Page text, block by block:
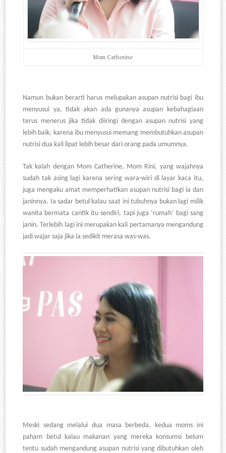
Mom Catherine
Namun bukan berarti harus melupakan asupan nutrisi bagi ibu
menyusui ya, tidak akan ada gunanya asupan kebahagiaan
terus menerus jika tidak diiringi dengan asupan nutrisi yang
lebih baik, karena ibu menyusui memang membutuhkan asupan
nutrisi dua kali lipat lebih besar dari orang pada umumnya.
Tak kalah dengan Mom Catherine, Mom Rini, yang wajahnya
sudah tak asing lagi karena sering wara-wiri di layar kaca itu,
juga mengaku amat memperhatikan asupan nutrisi bagi ia dan
janinnya. Ia sadar betul kalau saat ini tubuhnya bukan lagi milik
wanita bermata cantik itu sendiri, tapi juga ‘rumah’ bagi sang
janin. Terlebih lagi ini merupakan kali pertamanya mengandung
jadi wajar saja jika ia sedikit merasa was-was.
Meski sedang melalui dua masa berbeda, kedua moms ini
paham betul kalau makanan yang mereka konsumsi belum
tentu sudah mengandung asupan nutrisi yang dibutuhkan oleh